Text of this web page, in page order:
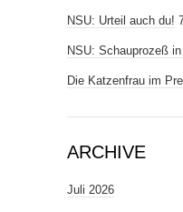
NSU: Urteil auch du!
NSU: Schauprozeß
Die Katzenfrau im
ARCHIVE
Juli 2026